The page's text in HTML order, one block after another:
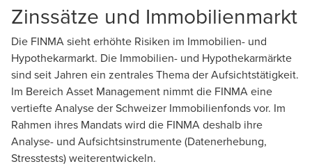
Zinssätze und Immobilienmarkt
Die FINMA sieht erhöhte Risiken im Immobilien- und
Hypothekarmarkt. Die Immobilien- und Hypothekarmärkte
sind seit Jahren ein zentrales Thema der Aufsichtstätigkeit.
Im Bereich Asset Management nimmt die FINMA eine
vertiefte Analyse der Schweizer Immobilienfonds vor. Im
Rahmen ihres Mandats wird die FINMA deshalb ihre
Analyse- und Aufsichtsinstrumente (Datenerhebung,
Stresstests) weiterentwickeln.